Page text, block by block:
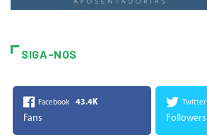
SIGA-NOS
Facebook 43.4K
Fans
Twitter
Followers